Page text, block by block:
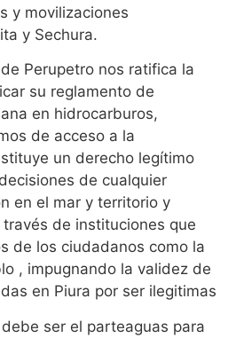
y movilizaciones
y Sechura.
Perupetro nos ratifica la
su reglamento de
en hidrocarburos,
de acceso a la
un derecho legítimo
de cualquier
en el mar y territorio y
de instituciones que
de los ciudadanos como la
, impugnando la validez de
en Piura por ser ilegitimas
ser el parteaguas para